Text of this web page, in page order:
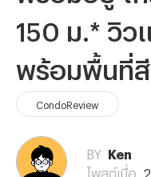
150 ม.* วิว
พร้อมพื้นที่สี
CondoReview
BY
Ken
โพสต์เมื่อ